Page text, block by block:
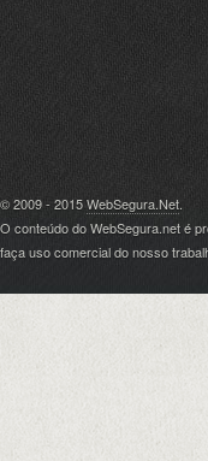
© 2009 - 2015WebSegura.Net.
O conteúdo do WebSegura.net é
faça uso comercial do nosso